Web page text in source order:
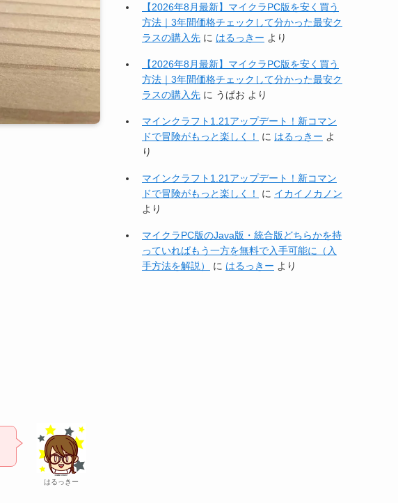
はるっきー
【2026年8月最新】マイクラPC版を安く買う
方法｜3年間価格チェックして分かった最安ク
ラスの購入先 に はるっきー より
【2026年8月最新】マイクラPC版を安く買う
方法｜3年間価格チェックして分かった最安ク
ラスの購入先 に うぱお より
マインクラフト1.21アップデート！新コマン
ドで冒険がもっと楽しく！
に はるっきー よ
り
マインクラフト1.21アップデート！新コマン
ドで冒険がもっと楽しく！
に イカイノカノン
より
マイクラPC版のJava版・統合版どちらかを持
っていればもう一方を無料で入手可能に（入
手方法を解説）
に はるっきー より